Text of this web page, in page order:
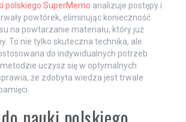
polskiego SuperMemo analizuje postępy i
powtórek, eliminując konieczność
na powtarzanie materiału, który już
To nie tylko skuteczna technika, ale
do indywidualnych potrzeb
uczysz się w optymalnych
że zdobyta wiedza jest trwale